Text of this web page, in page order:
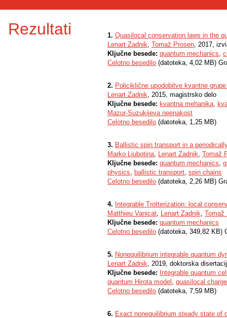
Rezultati 1. Quasilocal conservation laws in the
Lenart Zadnik, Tomaž Prosen, 2017,
Ključne besede: quantum mechanics,
Celotno besedilo (datoteka, 4,02 MB)
2. Policiklične upodobitve kvantne
Lenart Zadnik, 2015, magistrsko delo
Ključne besede: kvantna mehanika,
Mazur-Suzukijeva neenakost
Celotno besedilo (datoteka, 1,25 MB)
3. Ballistic spin transport in a
Marko Ljubotina, Lenart Zadnik, Tomaž
Ključne besede: quantum mechanics,
physics, ballistic transport, spin chains
Celotno besedilo (datoteka, 2,26 MB)
4. Integrable Trotterization: local
Matthieu Vanicat, Lenart Zadnik, Tomaž
Ključne besede: quantum mechanics
Celotno besedilo (datoteka, 349,82 KB)
5. Nonequilibrium integrable quantum
Lenart Zadnik, 2019, doktorska
Ključne besede: Integrable quantum
quantum Hirota model , quasilocal
Celotno besedilo (datoteka, 7,59 MB)
6. Exact nonequilibrium steady state of